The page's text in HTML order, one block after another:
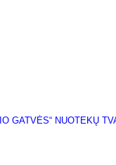
GATVĖS“ NUOTEKŲ